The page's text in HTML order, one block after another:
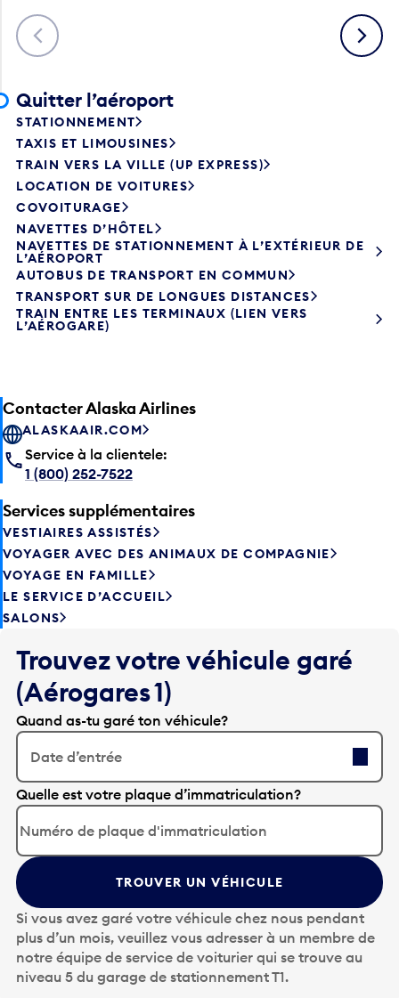
STATIONNEMENT
TAXIS ET LIMOUSINES
TRAIN VERS LA VILLE (UP EXPRESS)
LOCATION DE VOITURES
COVOITURAGE
NAVETTES D’HÔTEL
NAVETTES DE STATIONNEMENT À L’EXTÉRIEUR DE
L’AÉROPORT
AUTOBUS DE TRANSPORT EN COMMUN
TRANSPORT SUR DE LONGUES DISTANCES
TRAIN ENTRE LES TERMINAUX (LIEN VERS
L’AÉROGARE)
ALASKAAIR.COM
Service à la clientele:
1 (800) 252-7522
VESTIAIRES ASSISTÉS
VOYAGER AVEC DES ANIMAUX DE COMPAGNIE
VOYAGE EN FAMILLE
LE SERVICE D’ACCUEIL
SALONS
Trouvez votre véhicule garé
(Aérogares 1)
Quand as-tu garé ton véhicule?
Date d’entrée
A
p
p
u
y
e
z
s
u
r
l
a
Quelle est votre plaque d’immatriculation?
Si vous avez garé votre véhicule chez nous pendant
plus d’un mois, veuillez vous adresser à un membre de
notre équipe de service de voiturier qui se trouve au
niveau 5 du garage de stationnement T1.